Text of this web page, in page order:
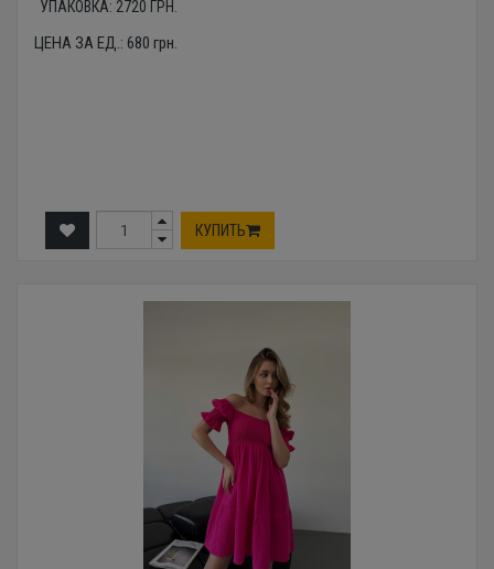
УПАКОВКА: 2720 ГРН.
ЦЕНА ЗА ЕД.: 680 грн.
КУПИТЬ